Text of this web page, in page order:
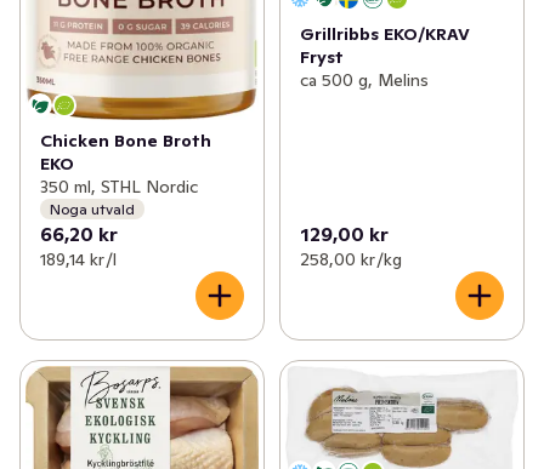
Chicken Bone Broth
EKO
350 ml, STHL Nordic
Noga utvald
66,20 kr
189,14 kr /l
Grillribbs EKO/KRAV
Fryst
ca 500 g, Melins
129,00 kr
258,00 kr /kg